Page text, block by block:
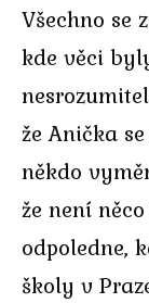
Všechno se
kde věci
že Anička
někdo
že není
odpoledne,
školy v